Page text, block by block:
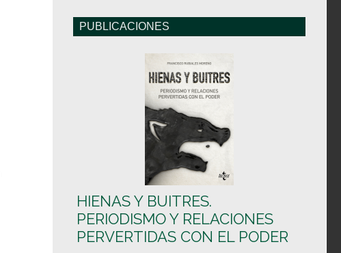
PUBLICACIONES
HIENAS Y BUITRES.
PERIODISMO Y RELACIONES
PERVERTIDAS CON EL PODER